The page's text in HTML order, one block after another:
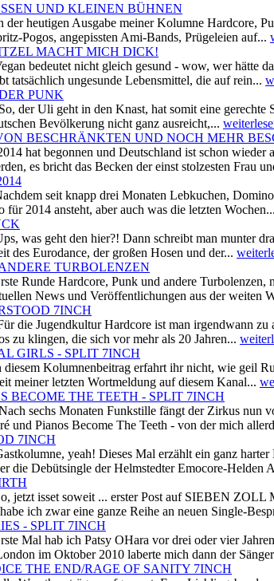
UND KLEINEN BÜHNEN
der heutigen Ausgabe meiner Kolumne Hardcore,
Pogos, angepissten Ami-Bands, Prügeleien auf...
MACHT MICH DICK!
bedeutet nicht gleich gesund - wow, wer hätte
tatsächlich ungesunde Lebensmittel, die auf rein...
PUNK
der Uli geht in den Knast, hat somit eine
Bevölkerung nicht ganz ausreicht,...
BESCHRÄNKTEN UND NOCH MEHR
hat begonnen und Deutschland ist schon
es bricht das Becken der einst stolzesten Frau
seit knapp drei Monaten Lebkuchen,
für 2014 ansteht, aber auch was die letzten Wochen...
was geht den hier?! Dann schreibt man munter
des Eurodance, der großen Hosen und der...
TURBOLENZEN
Runde Hardcore, Punk und andere
News und Veröffentlichungen aus der weiten
7INCH
die Jugendkultur Hardcore ist man irgendwann
zu klingen, die sich vor mehr als 20 Jahren...
GIRLS - SPLIT 7INCH
diesem Kolumnenbeitrag erfahrt ihr nicht, wie geil
meiner letzten Wortmeldung auf diesem Kanal...
BECOME THE TEETH - SPLIT 7INCH
sechs Monaten Funkstille fängt der Zirkus nun
und Pianos Become The Teeth - von der mich
7INCH
yeah! Dieses Mal erzählt ein ganz
die Debütsingle der Helmstedter Emocore-Helden
jetzt isset soweit ... erster Post auf SIEBEN
ich zwar eine ganze Reihe an neuen Single-
- SPLIT 7INCH
Mal hab ich Patsy OHara vor drei oder vier
im Oktober 2010 laberte mich dann der
THE END/RAGE OF SANITY 7INCH